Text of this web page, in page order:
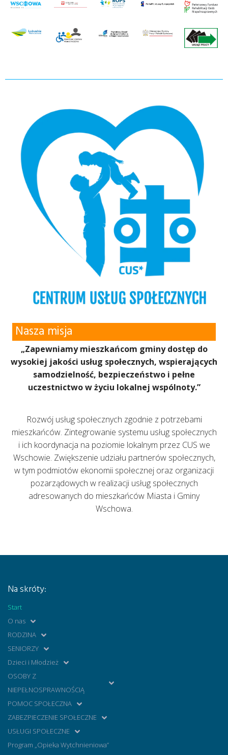
Nasza misja
„Zapewniamy mieszkańcom gminy dostęp do
wysokiej jakości usług społecznych, wspierających
samodzielność, bezpieczeństwo i pełne
uczestnictwo w życiu lokalnej wspólnoty.”
Rozwój usług społecznych zgodnie z potrzebami
mieszkańców. Zintegrowanie systemu usług społecznych
i ich koordynacja na poziomie lokalnym przez CUS we
Wschowie. Zwiększenie udziału partnerów społecznych,
w tym podmiotów ekonomii społecznej oraz organizacji
pozarządowych w realizacji usług społecznych
adresowanych do mieszkańców Miasta i Gminy
Wschowa.
Na skróty:
Start
O nas
RODZINA
SENIORZY
Dzieci i Młodzież
OSOBY Z
NIEPEŁNOSPRAWNOŚCIĄ
POMOC SPOŁECZNA
ZABEZPIECZENIE SPOŁECZNE
USŁUGI SPOŁECZNE
Program „Opieka Wytchnieniowa”